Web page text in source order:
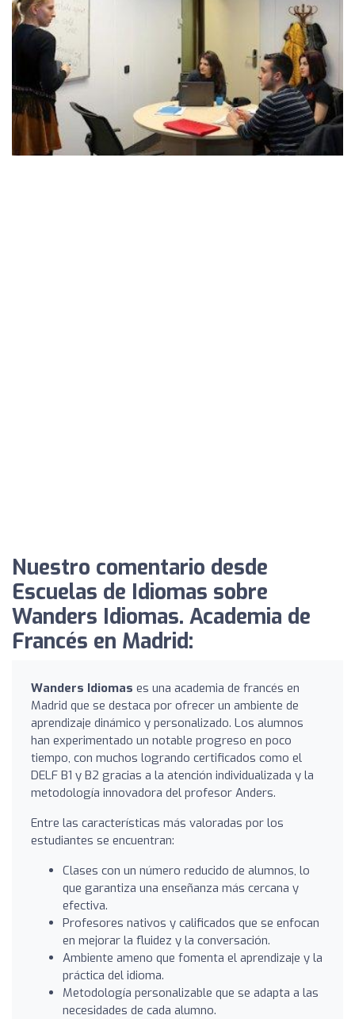
Nuestro comentario desde
Escuelas de Idiomas sobre
Wanders Idiomas. Academia de
Francés en Madrid:
Wanders Idiomas es una academia de francés en
Madrid que se destaca por ofrecer un ambiente de
aprendizaje dinámico y personalizado. Los alumnos
han experimentado un notable progreso en poco
tiempo, con muchos logrando certificados como el
DELF B1 y B2 gracias a la atención individualizada y la
metodología innovadora del profesor Anders.
Entre las características más valoradas por los
estudiantes se encuentran:
Clases con un número reducido de alumnos, lo
que garantiza una enseñanza más cercana y
efectiva.
Profesores nativos y calificados que se enfocan
en mejorar la fluidez y la conversación.
Ambiente ameno que fomenta el aprendizaje y la
práctica del idioma.
Metodología personalizable que se adapta a las
necesidades de cada alumno.